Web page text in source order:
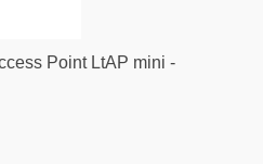
Point LtAP mini -